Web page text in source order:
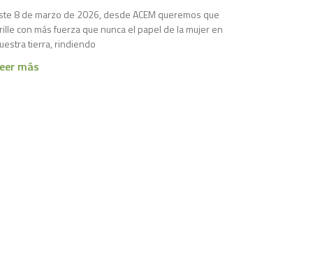
8 de marzo de 2026, desde ACEM queremos que
con más fuerza que nunca el papel de la mujer en
tierra, rindiendo
más